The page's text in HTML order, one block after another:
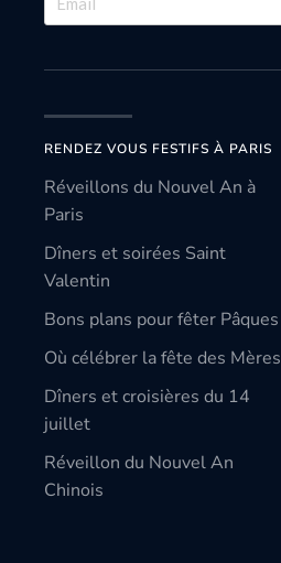
RENDEZ VOUS FESTIFS À PARIS
Réveillons du Nouvel An à
Paris
Dîners et soirées Saint
Valentin
Bons plans pour fêter Pâques
Où célébrer la fête des Mères
Dîners et croisières du 14
juillet
Réveillon du Nouvel An
Chinois